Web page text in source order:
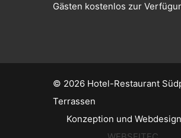
Gästen kostenlos zur
© 2026 Hotel-Restaurant
Terrassen
Konzeption und